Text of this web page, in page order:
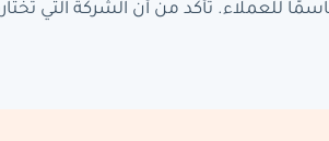
للعملاء. تأكد من أن الشركة التي